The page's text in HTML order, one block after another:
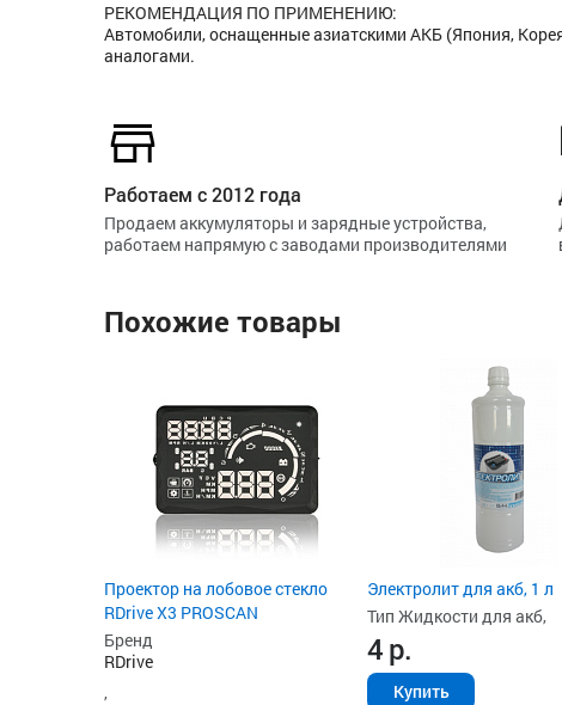
РЕКОМЕНДАЦИЯ ПО ПРИМЕНЕНИЮ:
Автомобили, оснащенные азиатскими АКБ (Япония,
аналогами.
Работаем с 2012 года
Продаем аккумуляторы и зарядные устройства,
работаем напрямую с заводами производителями
Похожие товары
Проектор на лобовое стекло
RDrive X3 PROSCAN
Бренд
RDrive
,
Электролит для акб, 1 л
Тип Жидкости для акб,
4р.
Купить